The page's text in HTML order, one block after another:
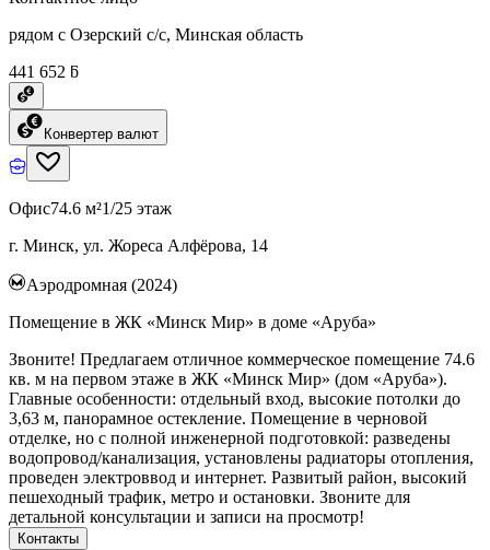
рядом с Озерский с/с, Минская область
441 652 ƃ
Конвертер валют
Офис74.6 м²1/25 этаж
г. Минск, ул. Жореса Алфёрова, 14
Аэродромная (2024)
Помещение в ЖК «Минск Мир» в доме «Аруба»
Звоните! Предлагаем отличное коммерческое помещение 74.6
кв. м на первом этаже в ЖК «Минск Мир» (дом «Аруба»).
Главные особенности: отдельный вход, высокие потолки до
3,63 м, панорамное остекление. Помещение в черновой
отделке, но с полной инженерной подготовкой: разведены
водопровод/канализация, установлены радиаторы отопления,
проведен электроввод и интернет. Развитый район, высокий
пешеходный трафик, метро и остановки. Звоните для
детальной консультации и записи на просмотр!
Контакты